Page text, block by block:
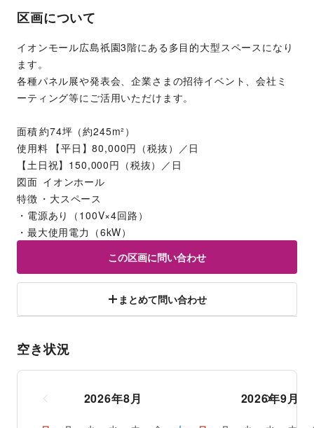
区画について
イオンモール広島祇園3階にある多目的大型スペースになり
ます。
各種パネル展や発表会、企業さまの招待イベント、会社ミ
ーティング等にご活用いただけます。
面積	約74坪（約245m²）
使用料	【平日】80,000円（税抜）／日
【土日祝】150,000円（税抜）／日
図面	 イオンホール
特徴	・大スペース
・電源あり（100V×4回路）
・最大使用電力（6kW）
この区画に問い合わせ
まとめて問い合わせ
空き状況
2026年8月 2026年9月